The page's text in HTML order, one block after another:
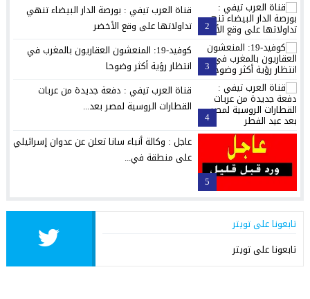
2
قناة العرب تيفي : بورصة الدار البيضاء تنهي
تداولاتها على وقع الأخضر
3
كوفيد-19: المنعشون العقاريون بالمغرب في
انتظار رؤية أكثر وضوحا
4
قناة العرب تيفي : دفعة جديدة من عربات
القطارات الروسية لمصر بعد...
5
عاجل : وكالة أنباء سانا تعلن عن عدوان إسرائيلي
على منطقة في...
تابعونا على تويتر
تابعونا على تويتر